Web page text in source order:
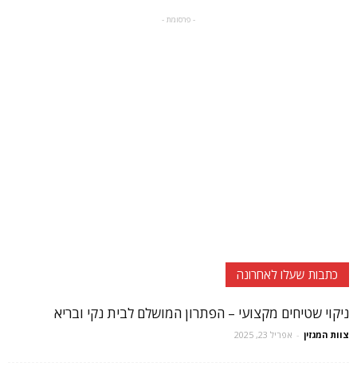
- פרסומת -
כתבות שעלו לאחרונה
ניקוי שטיחים מקצועי – הפתרון המושלם לבית נקי ובריא
צוות המגזין - אפריל 23, 2025